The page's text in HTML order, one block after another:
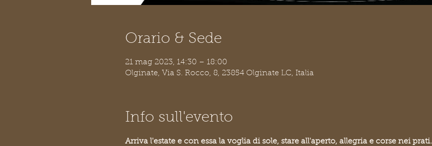
Orario & Sede
21 mag 2023, 14:30 – 18:00
Olginate, Via S. Rocco, 8, 23854 Olginate LC, Italia
Info sull'evento
Arriva l'estate e con essa la voglia di sole, stare all'aperto, allegria e corse nei prati.